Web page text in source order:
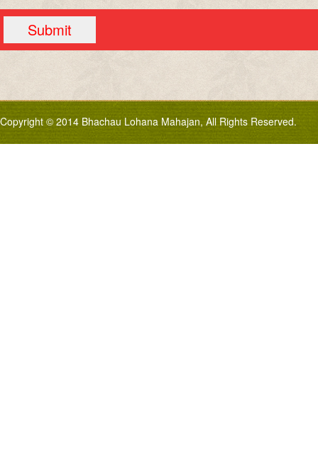
Copyright © 2014 Bhachau Lohana Mahajan, All Rights Reserved.